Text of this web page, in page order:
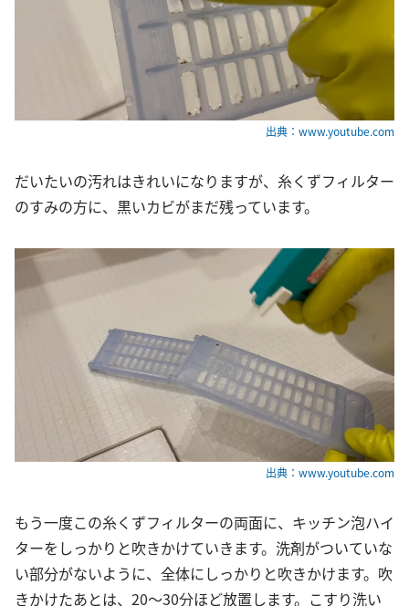
出典：www.youtube.com
だいたいの汚れはきれいになりますが、糸くずフィルター
のすみの方に、黒いカビがまだ残っています。
出典：www.youtube.com
もう一度この糸くずフィルターの両面に、キッチン泡ハイ
ターをしっかりと吹きかけていきます。洗剤がついていな
い部分がないように、全体にしっかりと吹きかけます。吹
きかけたあとは、20～30分ほど放置します。こすり洗い